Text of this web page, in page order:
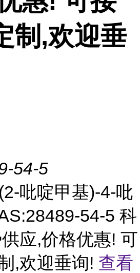
制,欢迎垂
54-5
吡啶甲基)-4-吡
54-5 科
应,价格优惠! 可
,欢迎垂询! 查看